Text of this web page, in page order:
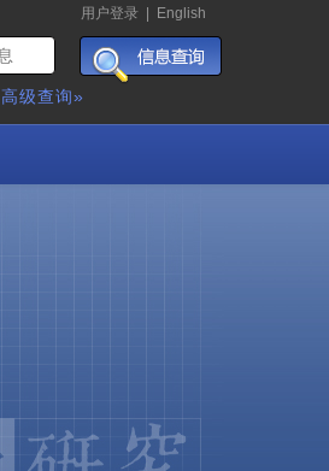
用户登录 English
高级查询»